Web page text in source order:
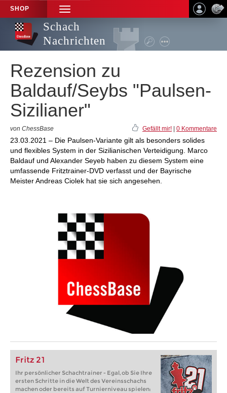
SHOP
TOGGLE
NAVIGATION
Schach
Nachrichten
Rezension zu
Baldauf/Seybs "Paulsen-
Sizilianer"
von ChessBase Gefällt mir! 0 Kommentare
23.03.2021 – Die Paulsen-Variante gilt als besonders solides
und flexibles System in der Sizilianischen Verteidigung. Marco
Baldauf und Alexander Seyeb haben zu diesem System eine
umfassende Fritztrainer-DVD verfasst und der Bayrische
Meister Andreas Ciolek hat sie sich angesehen.
Fritz 21
Ihr persönlicher Schachtrainer - Egal, ob Sie Ihre
ersten Schritte in die Welt des Vereinsschachs
machen oder bereits auf Turnierniveau spielen: